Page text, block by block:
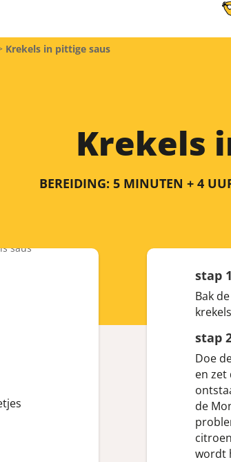
Krekels in pittige saus
Krekels
BEREIDING: 5 MINUTEN + 4
stap 1
Bak
stap
Doe
en zet
de
wordt